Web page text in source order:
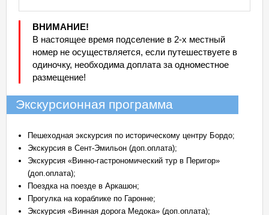
ВНИМАНИЕ!
В настоящее время подселение в 2-х местный
номер не осуществляется, если путешествуете в
одиночку, необходима доплата за одноместное
размещение!
Экскурсионная программа
Пешеходная экскурсия по историческому центру Бордо;
Экскурсия в Сент-Эмильон (доп.оплата);
Экскурсия «Винно-гастрономический тур в Перигор»
(доп.оплата);
Поездка на поезде в Аркашон;
Прогулка на кораблике по Гаронне;
Экскурсия «Винная дорога Медока» (доп.оплата);